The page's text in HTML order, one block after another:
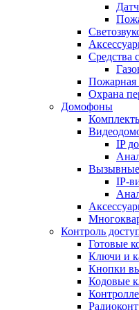
Средства
Пожарная
Охрана
Домофоны
IP
IP-
Контроль
Готовые
Ключи и
Кнопки
Кодовые